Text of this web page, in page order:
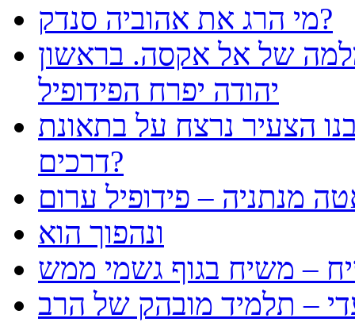
מי הרג את אהוביה סנדק?
של אל אקסה. בראשון
יהודה יפרח הפידופיל
הצעיר נרצח על בתאונת
דרכים?
מנתניה – פידופיל ערום
ונהפוך הוא
– משיח בגוף גשמי ממש
– תלמיד מובהק של הרב